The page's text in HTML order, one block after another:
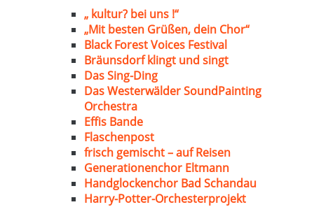
„ kultur? bei uns !“
„Mit besten Grüßen, dein Chor“
Black Forest Voices Festival
Bräunsdorf klingt und singt
Das Sing-Ding
Das Westerwälder SoundPainting
Orchestra
Effis Bande
Flaschenpost
frisch gemischt – auf Reisen
Generationenchor Eltmann
Handglockenchor Bad Schandau
Harry-Potter-Orchesterprojekt